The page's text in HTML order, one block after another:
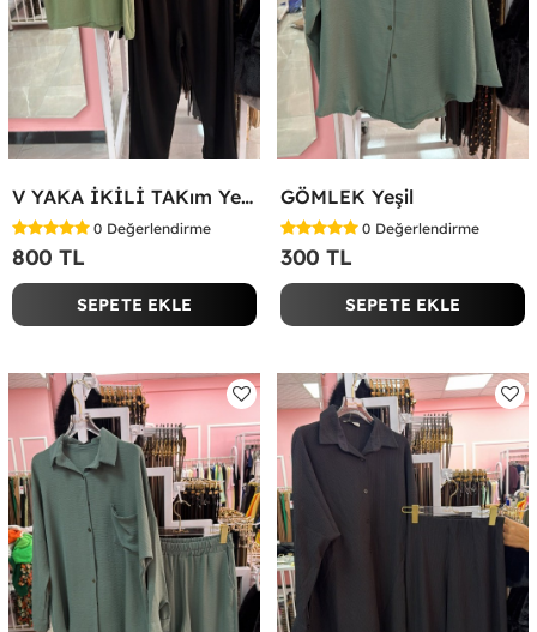
V YAKA İKİLİ TAKım Yeşil
0 Değerlendirme
800 TL
SEPETE EKLE
GÖMLEK Yeşil
0 Değerlendirme
300 TL
SEPETE EKLE